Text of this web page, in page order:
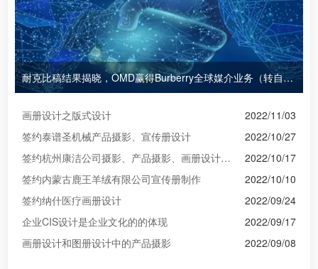
耐克比稿结果揭晓，OMD赢得Burberry全球媒介业务（转自广告狂人日报）
2022/11/03
画册设计之版式设计
2022/10/27
签约泰谱圣机械产品摄影、宣传册设计
2022/10/17
签约杭州康洁公司摄影、产品摄影、画册设计制作
2022/10/10
签约内蒙古鹿王羊绒有限公司宣传册制作
2022/09/24
签约纳什医疗画册设计
2022/09/17
企业CIS设计是企业文化的的体现
2022/09/08
画册设计和图册设计中的产品摄影